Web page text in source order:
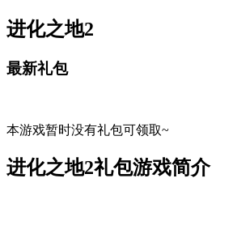
进化之地2
最新礼包
本游戏暂时没有礼包可领取~
进化之地2礼包游戏简介